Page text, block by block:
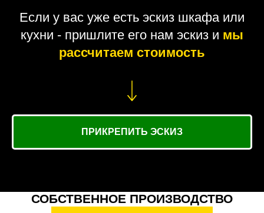
Если у вас уже есть эскиз шкафа или
кухни - пришлите его нам эскиз и мы
рассчитаем стоимость
ПРИКРЕПИТЬ ЭСКИЗ
СОБСТВЕННОЕ ПРОИЗВОДСТВО